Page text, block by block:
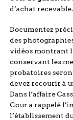
d’achat recevable.
Documentez
des
vidéos montrant
conservant les
probatoires
devez recourir à
Dans l’affaire
Cour a rappelé
l’établissement